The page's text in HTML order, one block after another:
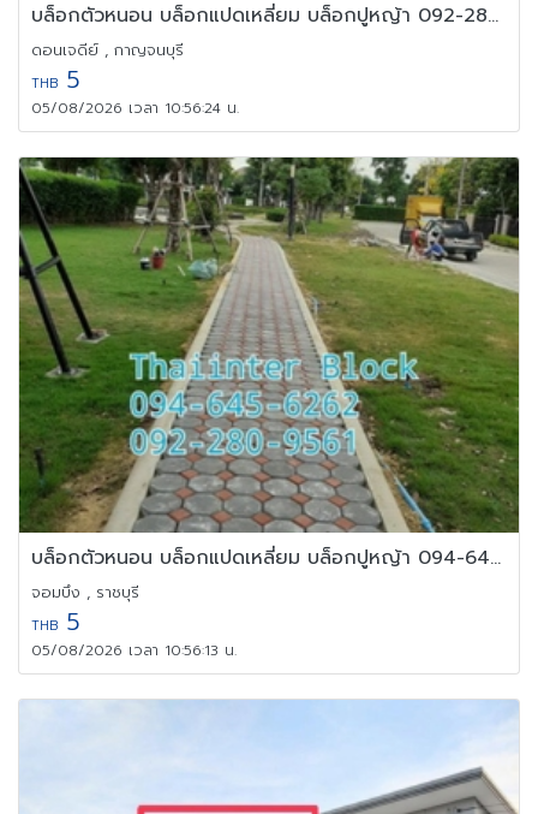
บล็อกตัวหนอน บล็อกแปดเหลี่ยม บล็อกปูหญ้า 092-280-9561
ดอนเจดีย์ , กาญจนบุรี
THB 5
05/08/2026 เวลา 10:56:24 น.
บล็อกตัวหนอน บล็อกแปดเหลี่ยม บล็อกปูหญ้า 094-645-6262
จอมบึง , ราชบุรี
THB 5
05/08/2026 เวลา 10:56:13 น.